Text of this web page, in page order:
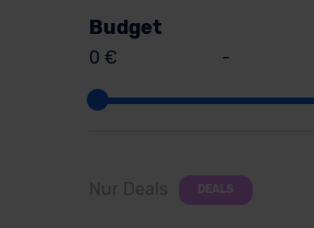
Budget
0 € -
Nur Deals DEALS